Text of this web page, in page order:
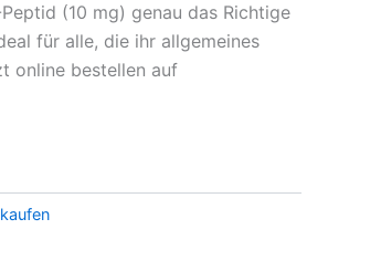
(10 mg) genau das Richtige
für alle, die ihr allgemeines
online bestellen auf